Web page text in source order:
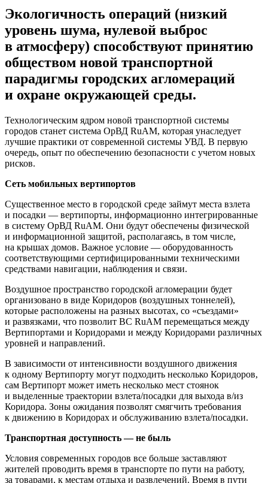
Экологичность операций (низкий
уровень шума, нулевой выброс
в атмосферу) способствуют принятию
обществом новой транспортной
парадигмы городских агломераций
и охране окружающей среды.
Технологическим ядром новой транспортной системы
городов станет система ОрВД RuAM, которая унаследует
лучшие практики от современной системы УВД. В первую
очередь, опыт по обеспечению безопасности с учетом новых
рисков.
Сеть мобильных вертипортов
Существенное место в городской среде займут места взлета
и посадки — вертипорты, информационно интегрированные
в систему ОрВД RuAM. Они будут обеспечены физической
и информационной защитой, располагаясь, в том числе,
на крышах домов. Важное условие — оборудованность
соответствующими сертифицированными техническими
средствами навигации, наблюдения и связи.
Воздушное пространство городской агломерации будет
организовано в виде Коридоров (воздушных тоннелей),
которые расположены на разных высотах, со «съездами»
и развязками, что позволит ВС RuAM перемещаться между
Вертипортами и Коридорами и между Коридорами различных
уровней и направлений.
В зависимости от интенсивности воздушного движения
к одному Вертипорту могут подходить несколько Коридоров,
сам Вертипорт может иметь несколько мест стоянок
и выделенные траектории взлета/посадки для выхода в/из
Коридора. Зоны ожидания позволят смягчить требования
к движению в Коридорах и обслуживанию взлета/посадки.
Транспортная доступность — не быль
Условия современных городов все больше заставляют
жителей проводить время в транспорте по пути на работу,
за товарами, к местам отдыха и развлечений. Время в пути